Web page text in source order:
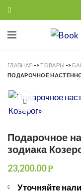
ГЛАВНАЯ ->ТОВАРЫ ->
ПОДАРОЧНОЕ
Увеличить
Подарочное
зодиака
23,200.00Р
Уточняйте